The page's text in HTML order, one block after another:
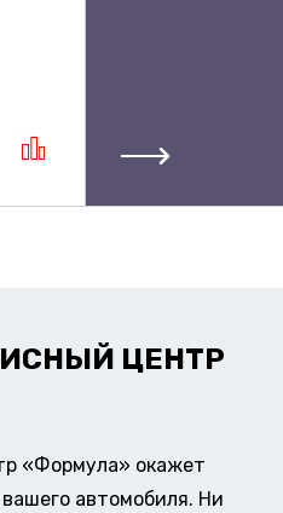
ЦЕНТР
«Формула» окажет
автомобиля. Ни